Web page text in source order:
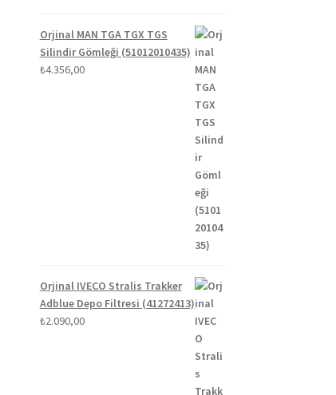
Orjinal MAN TGA TGX TGS
Silindir Gömleği (51012010435)
₺4.356,00
Orjinal IVECO Stralis Trakker
Adblue Depo Filtresi (41272413)
₺2.090,00